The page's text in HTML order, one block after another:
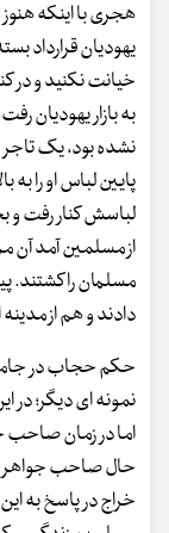
هجری با اینکه
یهودیان قرارداد
خیانت نکنید و در
به بازار یهودیان
نشده بود، یک
پایین لباس او را
لباسش کنار رفت و
از مسلمین آمد آن
مسلمان را کشتند.
دادند و هم از
حکم حجاب در
نمونه ای دیگر؛ در
اما در زمان صاحب
حال صاحب جواهر
خراج در پاسخ به